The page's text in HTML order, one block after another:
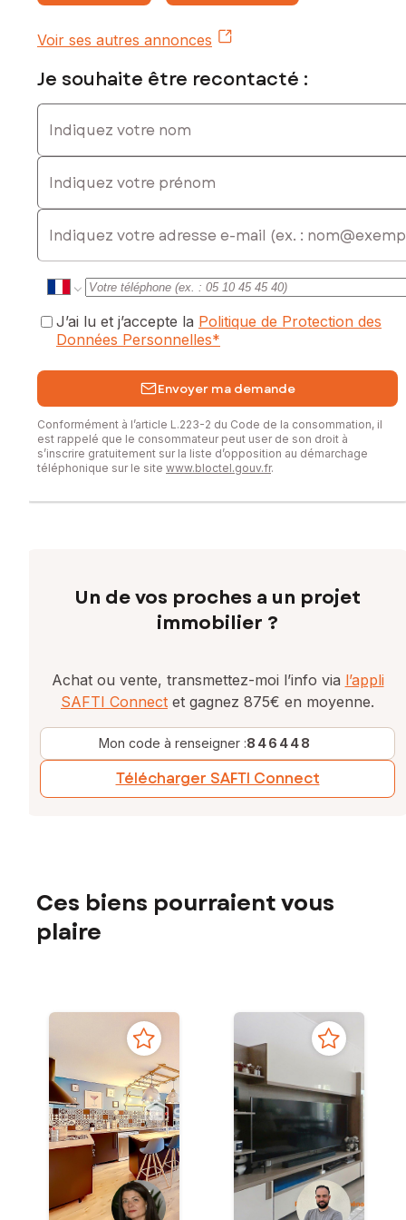
Voir ses autres annonces
Je souhaite être recontacté :
Indiquez votre nom
Indiquez votre prénom
E-mail
J’ai lu et j’accepte la Politique de Protection des
Données Personnelles*
Envoyer ma demande
Conformément à l’article L.223-2 du Code de la consommation, il
est rappelé que le consommateur peut user de son droit à
s’inscrire gratuitement sur la liste d’opposition au démarchage
téléphonique sur le site www.bloctel.gouv.fr.
Un de vos proches a un projet
immobilier ?
Achat ou vente, transmettez-moi l’info via l’appli
SAFTI Connect et gagnez 875€ en moyenne.
Mon code à renseigner :846448
Télécharger SAFTI Connect
Ces biens pourraient vous
plaire